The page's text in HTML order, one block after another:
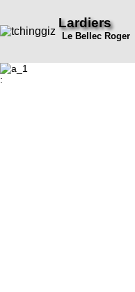
Lardiers
Le Bellec Roger
: